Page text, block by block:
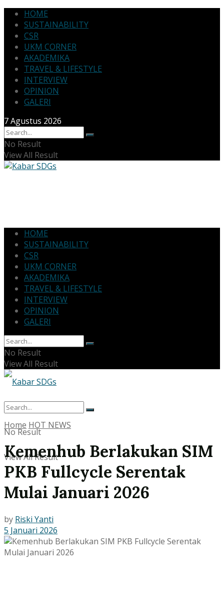
HOME
SUSTAINABILITY
CSR
UKM CORNER
AKADEMIKA
TRAVEL & LIFESTYLE
INTERVIEW
OPINION
GALERI
7 Agustus 2026
No Result
View All Result
HOME
SUSTAINABILITY
CSR
UKM CORNER
AKADEMIKA
TRAVEL & LIFESTYLE
INTERVIEW
OPINION
GALERI
No Result
View All Result
No Result
View All Result
Home HOT NEWS
Kemenhub Berlakukan SIM
PKB Fullcycle Serentak
Mulai Januari 2026
by Riski Yanti
5 Januari 2026